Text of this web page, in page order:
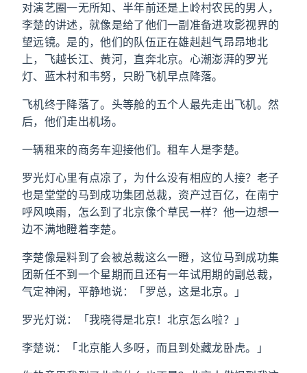
对演艺圈一无所知、半年前还是上岭村农民的男人，
李楚的讲述，就像是给了他们一副准备进攻影视界的
望远镜。是的，他们的队伍正在雄赳赳气昂昂地北
上，飞越长江、黄河，直奔北京。心潮澎湃的罗光
灯、蓝木村和韦努，只盼飞机早点降落。
飞机终于降落了。头等舱的五个人最先走出飞机。然
后，他们走出机场。
一辆租来的商务车迎接他们。租车人是李楚。
罗光灯心里有点凉了，为什么没有相应的人接？老子
也是堂堂的马到成功集团总裁，资产过百亿，在南宁
呼风唤雨，怎么到了北京像个草民一样？他一边想一
边不满地瞪着李楚。
李楚像是料到了会被总裁这么一瞪，这位马到成功集
团新任不到一个星期而且还有一年试用期的副总裁，
气定神闲，平静地说：「罗总，这是北京。」
罗光灯说：「我晓得是北京！北京怎么啦？」
李楚说：「北京能人多呀，而且到处藏龙卧虎。」